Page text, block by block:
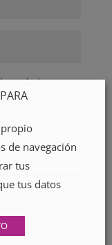
y
vez
de navegación
tus
tus datos